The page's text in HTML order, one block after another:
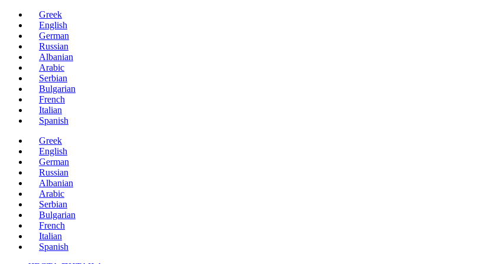
Скочите
садржај
Greek
English
German
Russian
Albanian
Arabic
Serbian
Bulgarian
French
Italian
Spanish
Greek
English
German
Russian
Albanian
Arabic
Serbian
Bulgarian
French
Italian
Spanish